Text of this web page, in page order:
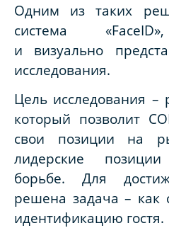
Одним из таких
система
и визуально
исследования.
Цель исследования –
который позволит
свои позиции на
лидерские
борьбе. Для
решена задача – как
идентификацию гостя.